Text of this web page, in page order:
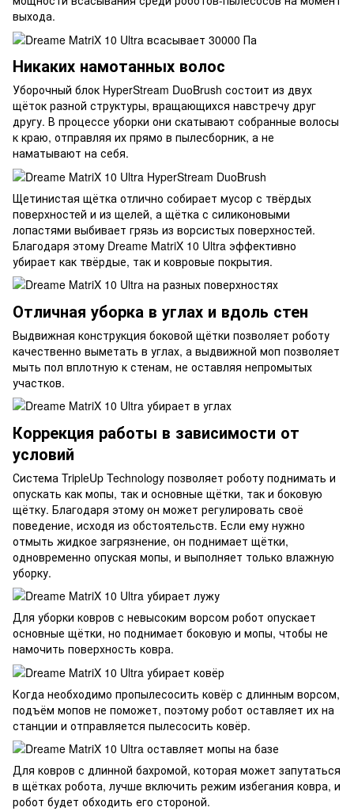
выхода.
Никаких намотанных волос
Уборочный блок HyperStream DuoBrush состоит из двух
щёток разной структуры, вращающихся навстречу друг
другу. В процессе уборки они скатывают собранные волосы
к краю, отправляя их прямо в пылесборник, а не
наматывают на себя.
Щетинистая щётка отлично собирает мусор с твёрдых
поверхностей и из щелей, а щётка с силиконовыми
лопастями выбивает грязь из ворсистых поверхностей.
Благодаря этому Dreame MatriX 10 Ultra эффективно
убирает как твёрдые, так и ковровые покрытия.
Отличная уборка в углах и вдоль стен
Выдвижная конструкция боковой щётки позволяет роботу
качественно выметать в углах, а выдвижной моп позволяет
мыть пол вплотную к стенам, не оставляя непромытых
участков.
Коррекция работы в зависимости от
условий
Система TripleUp Technology позволяет роботу поднимать и
опускать как мопы, так и основные щётки, так и боковую
щётку. Благодаря этому он может регулировать своё
поведение, исходя из обстоятельств. Если ему нужно
отмыть жидкое загрязнение, он поднимает щётки,
одновременно опуская мопы, и выполняет только влажную
уборку.
Для уборки ковров с невысоким ворсом робот опускает
основные щётки, но поднимает боковую и мопы, чтобы не
намочить поверхность ковра.
Когда необходимо пропылесосить ковёр с длинным ворсом,
подъём мопов не поможет, поэтому робот оставляет их на
станции и отправляется пылесосить ковёр.
Для ковров с длинной бахромой, которая может запутаться
в щётках робота, лучше включить режим избегания ковра, и
робот будет обходить его стороной.